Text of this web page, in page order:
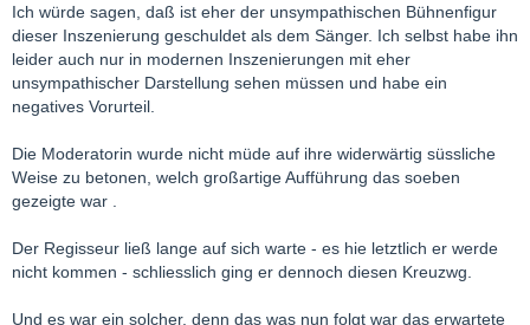
Ich würde sagen, daß ist eher der unsympathischen Bühnenfigur
dieser Inszenierung geschuldet als dem Sänger. Ich selbst habe ihn
leider auch nur in modernen Inszenierungen mit eher
unsympathischer Darstellung sehen müssen und habe ein
negatives Vorurteil.
Die Moderatorin wurde nicht müde auf ihre widerwärtig süssliche
Weise zu betonen, welch großartige Aufführung das soeben
gezeigte war .
Der Regisseur ließ lange auf sich warte - es hie letztlich er werde
nicht kommen - schliesslich ging er dennoch diesen Kreuzwg.
Und es war ein solcher, denn das was nun folgt war das erwartete